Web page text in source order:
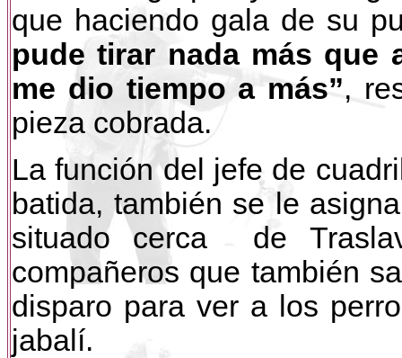
que haciendo gala de su
pude tirar nada más que
me dio tiempo a más”,
pieza cobrada.
La función del jefe de
batida, también se le
situado cerca de
compañeros que también
disparo para ver a los
jabalí.